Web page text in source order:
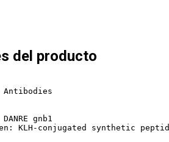
del producto
Antibodies
gnb1
KLH-conjugated synthetic